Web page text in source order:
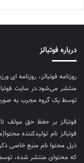
درباره فوتبالز
منتشر می‌شود.در سایت
توسط یک گروه مجرب به
فوتبالز بر حفظ حق مولف
فوتبالز نام تولیدکننده
که محتوای منتشر شده،